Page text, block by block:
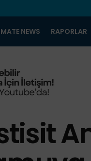
NEWS RAPORLAR